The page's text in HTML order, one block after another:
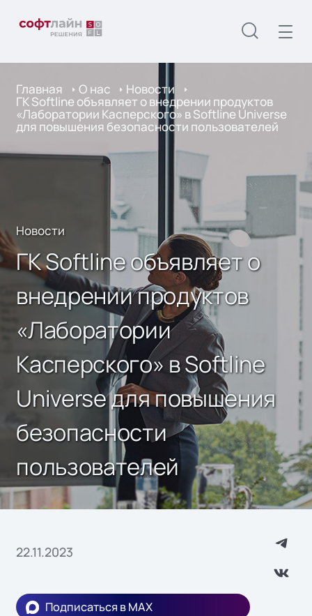
Главная О нас Новости
ГК Softline объявляет о внедрении продуктов
«Лаборатории Касперского» в Softline Universe
для повышения безопасности пользователей
Новости
ГК Softline объявляет о
внедрении продуктов
«Лаборатории
Касперского» в Softline
Universe для повышения
безопасности
пользователей
22.11.2023
Подписаться в MAX